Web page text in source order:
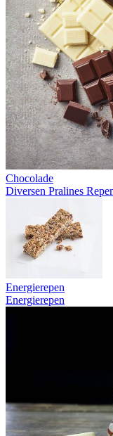
Chocolade
Diversen Pralines
Energierepen
Energierepen